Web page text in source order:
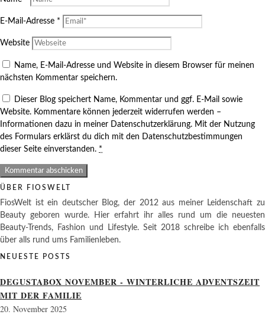
E-Mail-Adresse *
Website
Name, E-Mail-Adresse und Website in diesem Browser für meinen
nächsten Kommentar speichern.
Dieser Blog speichert Name, Kommentar und ggf. E-Mail sowie
Website. Kommentare können jederzeit widerrufen werden –
Informationen dazu in meiner Datenschutzerklärung. Mit der Nutzung
des Formulars erklärst du dich mit den Datenschutzbestimmungen
dieser Seite einverstanden. *
ÜBER FIOSWELT
FiosWelt ist ein deutscher Blog, der 2012 aus meiner Leidenschaft zu
Beauty geboren wurde. Hier erfahrt ihr alles rund um die neuesten
Beauty-Trends, Fashion und Lifestyle. Seit 2018 schreibe ich ebenfalls
über alls rund ums Familienleben.
NEUESTE POSTS
DEGUSTABOX NOVEMBER - WINTERLICHE ADVENTSZEIT
MIT DER FAMILIE
20. November 2025